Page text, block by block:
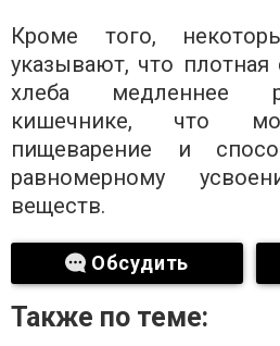
Кроме того,
указывают, что плотная
хлеба медленнее
кишечнике, что
пищеварение и
равномерному
веществ.
Обсудить
Также по теме: